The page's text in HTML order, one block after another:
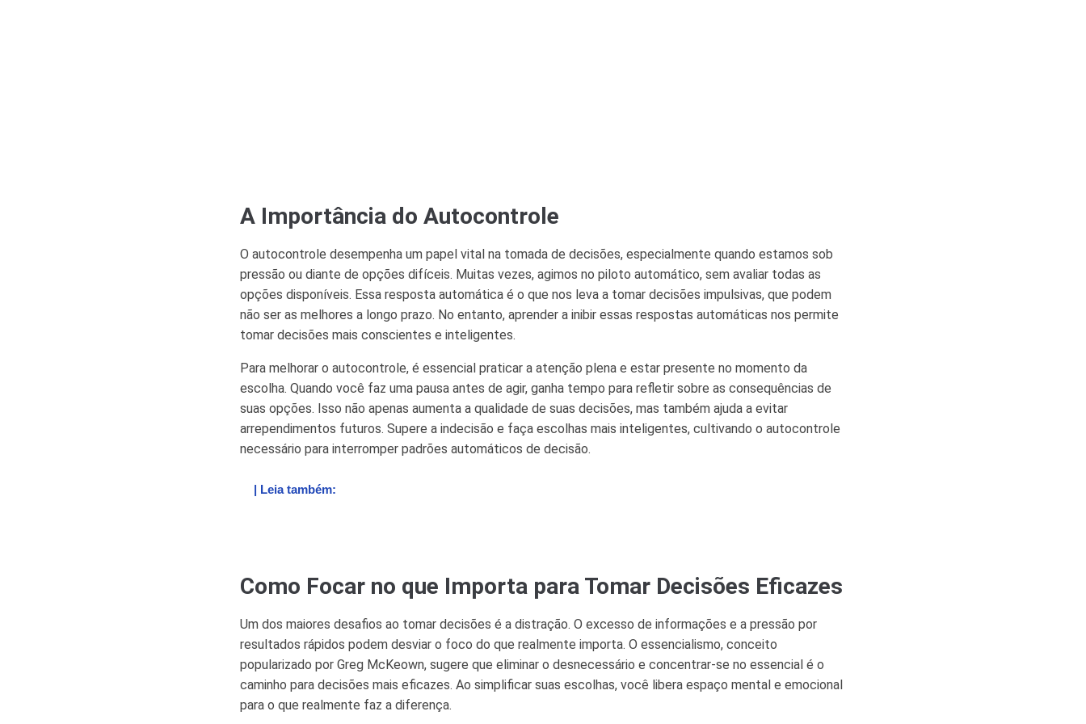
A Importância do Autocontrole
O autocontrole desempenha um papel vital na tomada de decisões, especialmente quando estamos sob
pressão ou diante de opções difíceis. Muitas vezes, agimos no piloto automático, sem avaliar todas as
opções disponíveis. Essa resposta automática é o que nos leva a tomar decisões impulsivas, que podem
não ser as melhores a longo prazo. No entanto, aprender a inibir essas respostas automáticas nos permite
tomar decisões mais conscientes e inteligentes.
Para melhorar o autocontrole, é essencial praticar a atenção plena e estar presente no momento da
escolha. Quando você faz uma pausa antes de agir, ganha tempo para refletir sobre as consequências de
suas opções. Isso não apenas aumenta a qualidade de suas decisões, mas também ajuda a evitar
arrependimentos futuros. Supere a indecisão e faça escolhas mais inteligentes, cultivando o autocontrole
necessário para interromper padrões automáticos de decisão.
| Leia também:
Como Focar no que Importa para Tomar Decisões Eficazes
Um dos maiores desafios ao tomar decisões é a distração. O excesso de informações e a pressão por
resultados rápidos podem desviar o foco do que realmente importa. O essencialismo, conceito
popularizado por Greg McKeown, sugere que eliminar o desnecessário e concentrar-se no essencial é o
caminho para decisões mais eficazes. Ao simplificar suas escolhas, você libera espaço mental e emocional
para o que realmente faz a diferença.